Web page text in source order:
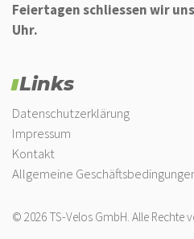
Feiertagen schliessen wir
Uhr.
Links
Datenschutzerklärung
Impressum
Kontakt
Allgemeine
© 2026 TS-Velos GmbH. Alle Rechte